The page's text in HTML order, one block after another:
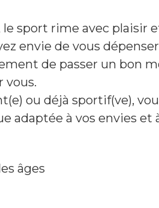
le sport rime avec plaisir
envie de vous
de passer un bon
vous.
ou déjà sportif(ve),
adaptée à vos envies et
âges